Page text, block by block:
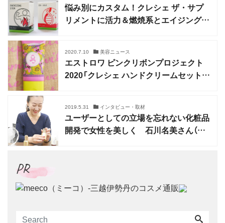
悩み別にカスタム！クレシェ ザ・サプ
リメントに活力＆燃焼系とエイジングケ
2020.7.10 美容ニュース
エストロワ ピンクリボンプロジェクト
2020「クレシェ ハンドクリームセット」
2019.5.31 インタビュー・取材
ユーザーとしての立場を忘れない化粧品
開発で女性を美しく 石川名美さん（株
PR